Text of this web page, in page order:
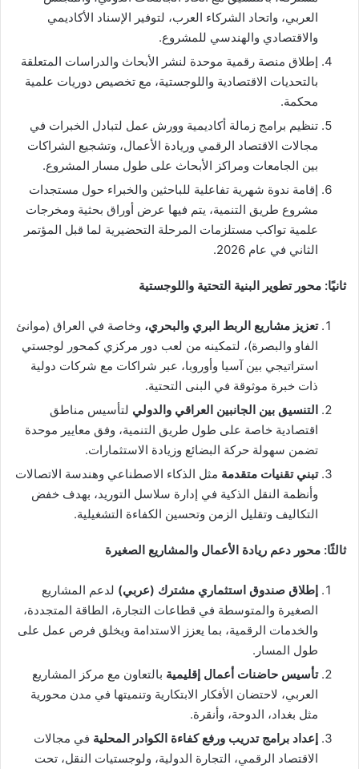
العربي، واتحاد الشركاء العرب، لتوفير الإسناد الأكاديمي
والاقتصادي والهندسي للمشروع.
إطلاق منصة رقمية موحدة لنشر الأبحاث والدراسات المتعلقة
بالتحديات الاقتصادية واللوجستية، مع تخصيص دوريات علمية
محكمة.
تنظيم برامج زمالة أكاديمية وورش عمل لتبادل الخبرات في
مجالات الاقتصاد الرقمي وريادة الأعمال، وتشجيع الشراكات
بين الجامعات ومراكز الأبحاث على طول مسار المشروع.
إقامة ندوة شهرية تفاعلية للباحثين والخبراء حول مستجدات
مشروع طريق التنمية، يتم فيها عرض أوراق بحثية ومخرجات
علمية تواكب مستلزمات المرحلة التحضيرية لما قبل المؤتمر
الثاني في عام 2026.
ثانيًا: محور تطوير البنية التحتية واللوجستية
تعزيز مشاريع الربط البري والبحري، وخاصة في العراق (موانئ
الفاو والبصرة)، لتمكينه من لعب دور مركزي كمحور لوجستي
استراتيجي بين آسيا وأوروبا، عبر شراكات مع شركات دولية
ذات خبرة موثوقة في البنى التحتية.
التنسيق بين الجانبين العراقي والدولي لتأسيس مناطق
اقتصادية خاصة على طول طريق التنمية، وفق معايير موحدة
تضمن سهولة حركة البضائع وزيادة الاستثمارات.
تبني تقنيات متقدمة مثل الذكاء الاصطناعي وهندسة الاتصالات
وأنظمة النقل الذكية في إدارة سلاسل التوريد، بهدف خفض
التكاليف وتقليل الزمن وتحسين الكفاءة التشغيلية.
ثالثًا: محور دعم ريادة الأعمال والمشاريع الصغيرة
إطلاق صندوق استثماري مشترك (عربي) لدعم المشاريع
الصغيرة والمتوسطة في قطاعات التجارة، الطاقة المتجددة،
والخدمات الرقمية، بما يعزز الاستدامة ويخلق فرص عمل على
طول المسار.
تأسيس حاضنات أعمال إقليمية بالتعاون مع مركز المشاريع
العربي، لاحتضان الأفكار الابتكارية وتنميتها في مدن محورية
مثل بغداد، الدوحة، وأنقرة.
إعداد برامج تدريب ورفع كفاءة الكوادر المحلية في مجالات
الاقتصاد الرقمي، التجارة الدولية، ولوجستيات النقل، تحت